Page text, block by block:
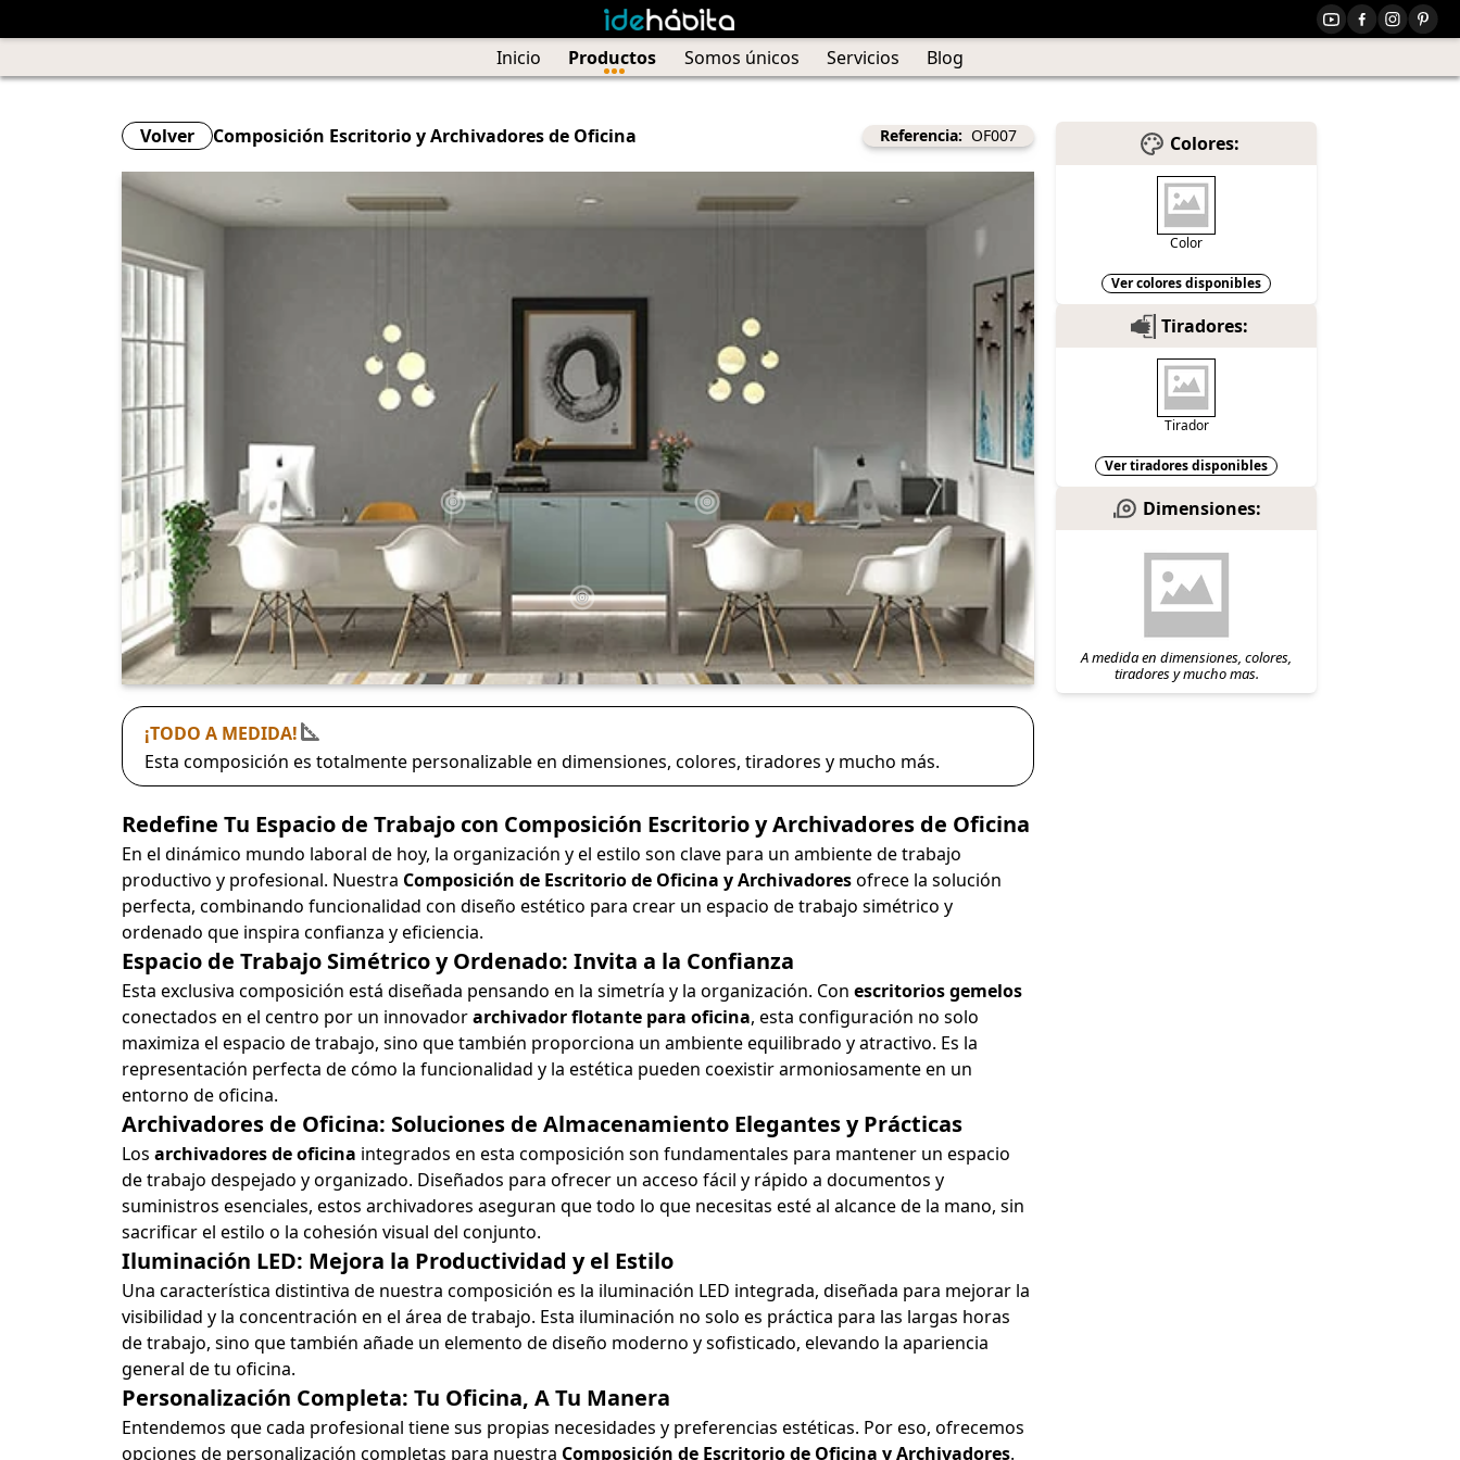
Inicio Productos Somos únicos Servicios Blog
Volver Composición Escritorio y Archivadores de Oficina Referencia: OF007
¡TODO A MEDIDA!
Esta composición es totalmente personalizable en dimensiones, colores, tiradores y mucho más.
Redefine Tu Espacio de Trabajo con Composición Escritorio y Archivadores de Oficina
En el dinámico mundo laboral de hoy, la organización y el estilo son clave para un ambiente de trabajo
productivo y profesional. Nuestra Composición de Escritorio de Oficina y Archivadoresofrece la solución
perfecta, combinando funcionalidad con diseño estético para crear un espacio de trabajo simétrico y
ordenado que inspira confianza y eficiencia.
Espacio de Trabajo Simétrico y Ordenado: Invita a la Confianza
Esta exclusiva composición está diseñada pensando en la simetría y la organización. Con escritorios gemelos
conectados en el centro por un innovadorarchivador flotante para oficina, esta configuración no solo
maximiza el espacio de trabajo, sino que también proporciona un ambiente equilibrado y atractivo. Es la
representación perfecta de cómo la funcionalidad y la estética pueden coexistir armoniosamente en un
entorno de oficina.
Archivadores de Oficina: Soluciones de Almacenamiento Elegantes y Prácticas
Los archivadores de oficina integrados en esta composición son fundamentales para mantener un espacio
de trabajo despejado y organizado. Diseñados para ofrecer un acceso fácil y rápido a documentos y
suministros esenciales, estos archivadores aseguran que todo lo que necesitas esté al alcance de la mano, sin
sacrificar el estilo o la cohesión visual del conjunto.
Iluminación LED: Mejora la Productividad y el Estilo
Una característica distintiva de nuestra composición es la iluminación LED integrada, diseñada para mejorar la
visibilidad y la concentración en el área de trabajo. Esta iluminación no solo es práctica para las largas horas
de trabajo, sino que también añade un elemento de diseño moderno y sofisticado, elevando la apariencia
general de tu oficina.
Personalización Completa: Tu Oficina, A Tu Manera
Entendemos que cada profesional tiene sus propias necesidades y preferencias estéticas. Por eso, ofrecemos
opciones de personalización completas para nuestra Composición de Escritorio de Oficina y Archivadores.
Colores:
Color
Ver colores disponibles
Tiradores:
Tirador
Ver tiradores disponibles
Dimensiones:
A medida en dimensiones, colores,
tiradores y mucho mas.